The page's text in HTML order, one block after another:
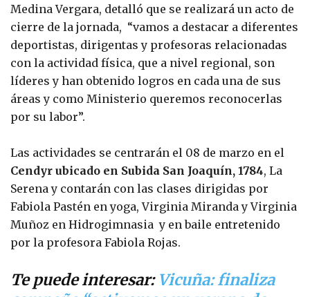
Medina Vergara, detalló que se realizará un acto de
cierre de la jornada, “vamos a destacar a diferentes
deportistas, dirigentas y profesoras relacionadas
con la actividad física, que a nivel regional, son
líderes y han obtenido logros en cada una de sus
áreas y como Ministerio queremos reconocerlas
por su labor”.
Las actividades se centrarán el 08 de marzo en el
Cendyr ubicado en Subida San Joaquín, 1784, La
Serena y contarán con las clases dirigidas por
Fabiola Pastén en yoga, Virginia Miranda y Virginia
Muñoz en Hidrogimnasia y en baile entretenido
por la profesora Fabiola Rojas.
Te puede interesar: Vicuña: finaliza